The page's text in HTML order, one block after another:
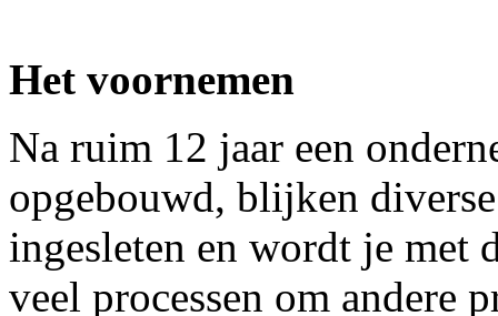
Het voornemen
Na ruim 12 jaar een
opgebouwd, blijken
ingesleten en wordt je met
veel processen om andere